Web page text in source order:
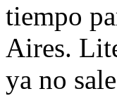
tiempo
Aires.
ya no